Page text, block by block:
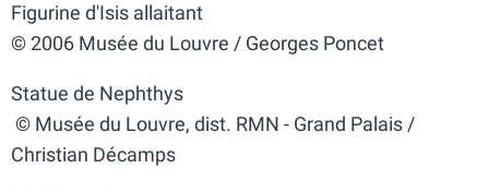
Figurine d'Isis allaitant
© 2006 Musée du Louvre / Georges Poncet
Statue de Nephthys
© Musée du Louvre, dist. RMN - Grand Palais /
Christian Décamps